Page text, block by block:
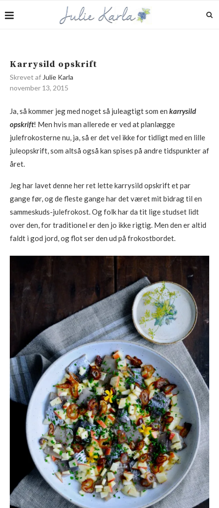
Karrysild opskrift
Skrevet af Julie Karla
november 13, 2015
Ja, så kommer jeg med noget så juleagtigt som en karrysild
opskrift! Men hvis man allerede er ved at planlægge
julefrokosterne nu, ja, så er det vel ikke for tidligt med en lille
juleopskrift, som altså også kan spises på andre tidspunkter af
året.
Jeg har lavet denne her ret lette karrysild opskrift et par
gange før, og de fleste gange har det været mit bidrag til en
sammeskuds-julefrokost. Og folk har da tit lige studset lidt
over den, for traditionel er den jo ikke rigtig. Men den er altid
faldt i god jord, og flot ser den ud på frokostbordet.